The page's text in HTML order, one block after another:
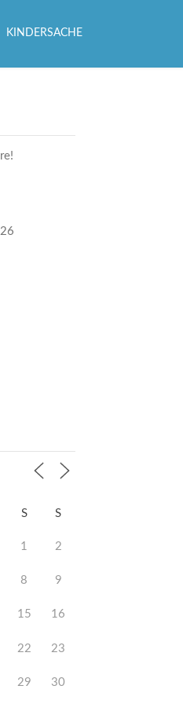
KINDERSACHE
S S
1 2
8 9
15 16
22 23
29 30